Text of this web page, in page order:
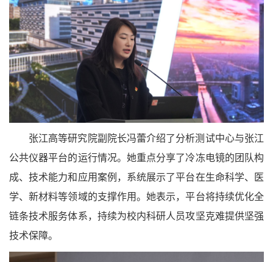
张江高等研究院副院长冯蕾介绍了分析测试中心与张江
公共仪器平台的运行情况。她重点分享了冷冻电镜的团队构
成、技术能力和应用案例，系统展示了平台在生命科学、医
学、新材料等领域的支撑作用。她表示，平台将持续优化全
链条技术服务体系，持续为校内科研人员攻坚克难提供坚强
技术保障。